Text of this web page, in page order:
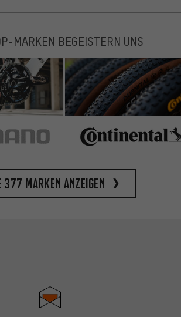
MARKEN BEGEISTERN UNS
Marken anzeigen